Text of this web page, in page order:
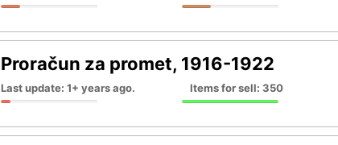
Proračun za promet, 1916-1922
Last update: 1+ years ago. Items for sell: 350